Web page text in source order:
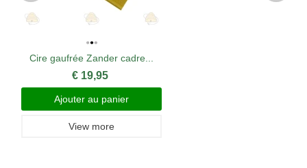
Cire gaufrée Zander cadre...
€ 19,95
Ajouter au panier
View more